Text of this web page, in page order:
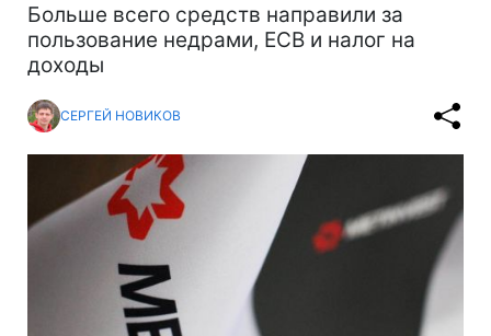
Больше всего средств направили за
пользование недрами, ЕСВ и налог на
доходы
СЕРГЕЙ НОВИКОВ